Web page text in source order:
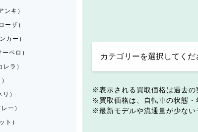
表示される買取価格は過去
買取価格は、自転車の状態
最新モデルや流通量が少ない
ンキ）
ーザ）
カー）
ベロ）
ラ）
）
ー）
ト）